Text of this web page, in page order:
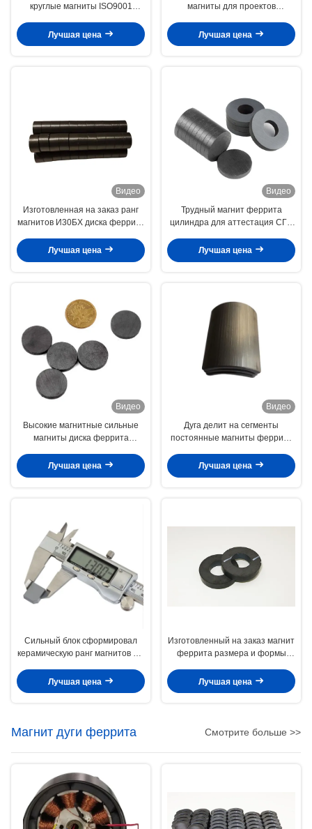
круглые магниты ISO9001
Лучшая цена
магниты для проектов
холодильника/Вхитебоард
Лучшая цена
Видео
Изготовленная на заказ ранг
магнитов И30БХ диска феррита
высокопрочного
Лучшая цена
Видео
Трудный магнит феррита
цилиндра для аттестация СГС
Лучшая цена
Видео
Высокие магнитные сильные
магниты диска феррита
Карбоард/холодильника
Лучшая цена
Видео
Дуга делит на сегменты
постоянные магниты феррита
стойкости промышленных
моторов высокой
Лучшая цена
Сильный блок сформировал
керамическую ранг магнитов C5
промышленной пользы
Лучшая цена
Изготовленный на заказ магнит
феррита размера и формы
стопа
Лучшая цена
Магнит дуги феррита Смотрите больше >>